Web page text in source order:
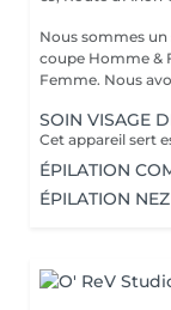
Nous sommes un
coupe Homme &
Femme.
SOIN VISAGE
ÉPILATION
ÉPILATION NEZ